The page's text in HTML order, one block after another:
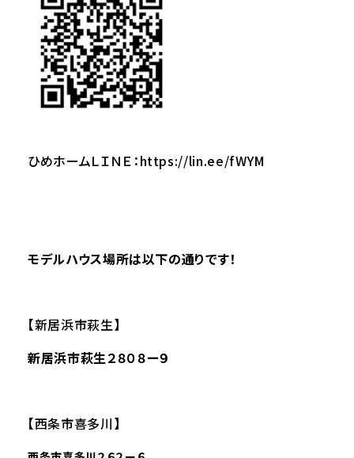
ひめホームＬＩＮＥ：https://lin.ee/fWYM
モデルハウス場所は以下の通りです！
【新居浜市萩生】
新居浜市萩生２８０８ー９
【西条市喜多川】